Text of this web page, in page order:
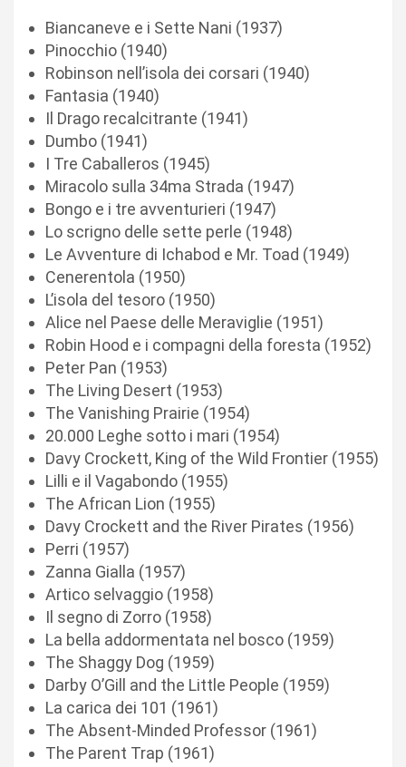
Biancaneve e i Sette Nani (1937)
Pinocchio (1940)
Robinson nell’isola dei corsari (1940)
Fantasia (1940)
Il Drago recalcitrante (1941)
Dumbo (1941)
I Tre Caballeros (1945)
Miracolo sulla 34ma Strada (1947)
Bongo e i tre avventurieri (1947)
Lo scrigno delle sette perle (1948)
Le Avventure di Ichabod e Mr. Toad (1949)
Cenerentola (1950)
L’isola del tesoro (1950)
Alice nel Paese delle Meraviglie (1951)
Robin Hood e i compagni della foresta (1952)
Peter Pan (1953)
The Living Desert (1953)
The Vanishing Prairie (1954)
20.000 Leghe sotto i mari (1954)
Davy Crockett, King of the Wild Frontier (1955)
Lilli e il Vagabondo (1955)
The African Lion (1955)
Davy Crockett and the River Pirates (1956)
Perri (1957)
Zanna Gialla (1957)
Artico selvaggio (1958)
Il segno di Zorro (1958)
La bella addormentata nel bosco (1959)
The Shaggy Dog (1959)
Darby O’Gill and the Little People (1959)
La carica dei 101 (1961)
The Absent-Minded Professor (1961)
The Parent Trap (1961)